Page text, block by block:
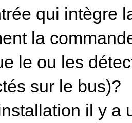
qui intègre
la
le ou les
sur le bus)?
il y a